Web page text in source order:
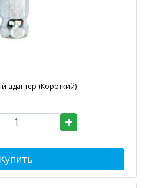
адаптер (Короткий)
Купить